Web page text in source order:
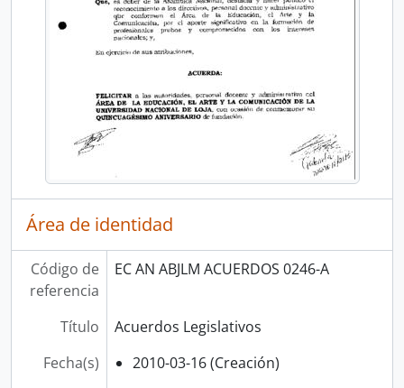
Área de identidad
Código de
referencia
EC AN ABJLM ACUERDOS 0246-A
Título
Acuerdos Legislativos
Fecha(s)
2010-03-16 (Creación)